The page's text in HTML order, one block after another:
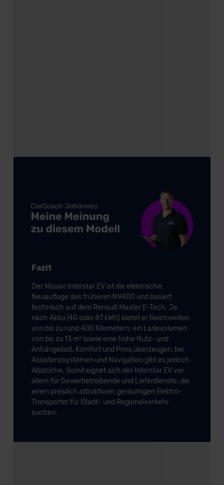
Fazit
Der Nissan Interstar EV ist die elektrische
Neuauflage des früheren NV400 und basiert
technisch auf dem Renault Master E-Tech. Je
nach Akku (40 oder 87 kWh) bietet er Reichweiten
von bis zu rund 400 Kilometern, ein Ladevolumen
von bis zu 13 m³ sowie eine hohe Nutz- und
Anhängelast. Komfort und Preis überzeugen, bei
Assistenzsystemen und Navigation gibt es jedoch
Abstriche. Somit eignet sich der Interstar EV vor
allem für Gewerbetreibende und Lieferdienste, die
einen preislich attraktiven, geräumigen Elektro-
Transporter für Stadt- und Regionalverkehr
suchen.